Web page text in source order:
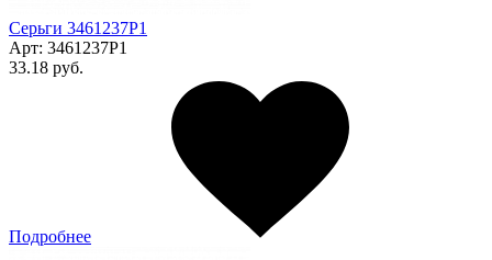
Серьги 3461237Р1
Арт: 3461237Р1
33.18 руб.
Подробнее